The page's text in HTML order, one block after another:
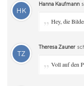
HK
Hanna Kaufmann
„ Hey, die
TZ
Theresa Zauner
„ Voll auf den